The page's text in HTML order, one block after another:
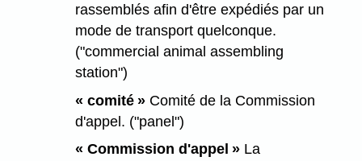
rassemblés afin d'être expédiés par un
mode de transport quelconque.
("commercial animal assembling
station")
« comité »Comité de la Commission
d'appel. ("panel")
« Commission d'appel »La